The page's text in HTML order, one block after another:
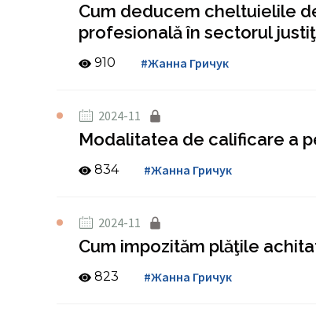
Cum deducem cheltuielile
profesională în sectorul
910 #Жанна Гричук
2024-11
Modalitatea de calificare a
834 #Жанна Гричук
2024-11
Cum impozităm plăţile
823 #Жанна Гричук